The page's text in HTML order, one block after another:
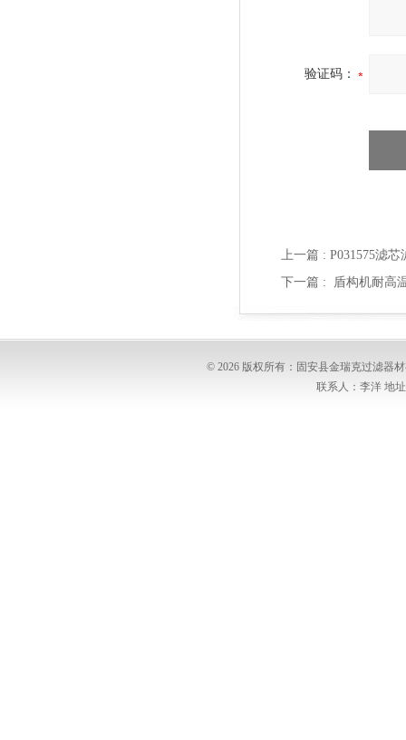
验证码：
上一篇 : P031575滤
下一篇 : 盾构机耐高
© 2026 版权所有：固安县金瑞克过滤器
联系人：李洋 地